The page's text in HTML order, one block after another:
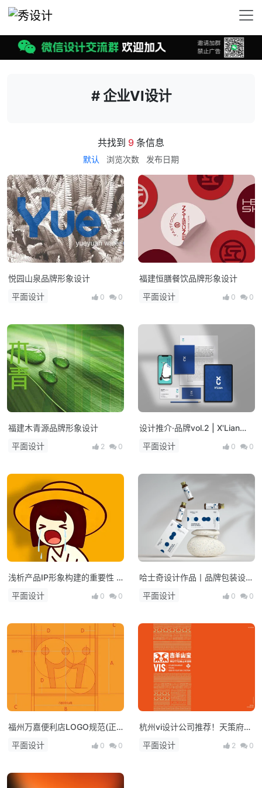
# 企业VI设计
共找到 9 条信息
默认 浏览次数 发布日期
悦园山泉品牌形象设计
平面设计
0 0
福建恒膳餐饮品牌形象设计
平面设计
0 0
福建木青源品牌形象设计
平面设计
2 0
设计推介·品牌vol.2 | X'Lian品
牌设计
平面设计 0 0
浅析产品IP形象构建的重要性 /
福建木正策划
平面设计 0 0
哈士奇设计作品丨品牌包装设计
平面设计 0 0
福州万嘉便利店LOGO规范(正
确与错误图文示意)
平面设计 0 0
杭州vi设计公司推荐！天策府火
锅店品牌经典餐饮vi设计
平面设计 2 0